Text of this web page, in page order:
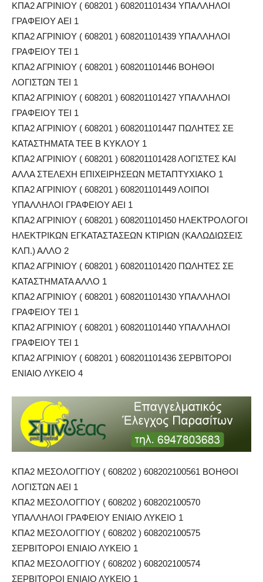
ΚΠΑ2 ΑΓΡΙΝΙΟΥ ( 608201 ) 608201101434 ΥΠΑΛΛΗΛΟΙ
ΓΡΑΦΕΙΟΥ ΑΕΙ 1
ΚΠΑ2 ΑΓΡΙΝΙΟΥ ( 608201 ) 608201101439 ΥΠΑΛΛΗΛΟΙ
ΓΡΑΦΕΙΟΥ ΤΕΙ 1
ΚΠΑ2 ΑΓΡΙΝΙΟΥ ( 608201 ) 608201101446 ΒΟΗΘΟΙ
ΛΟΓΙΣΤΩΝ ΤΕΙ 1
ΚΠΑ2 ΑΓΡΙΝΙΟΥ ( 608201 ) 608201101427 ΥΠΑΛΛΗΛΟΙ
ΓΡΑΦΕΙΟΥ ΤΕΙ 1
ΚΠΑ2 ΑΓΡΙΝΙΟΥ ( 608201 ) 608201101447 ΠΩΛΗΤΕΣ ΣΕ
ΚΑΤΑΣΤΗΜΑΤΑ ΤΕΕ Β ΚΥΚΛΟΥ 1
ΚΠΑ2 ΑΓΡΙΝΙΟΥ ( 608201 ) 608201101428 ΛΟΓΙΣΤΕΣ ΚΑΙ
ΑΛΛΑ ΣΤΕΛΕΧΗ ΕΠΙΧΕΙΡΗΣΕΩΝ ΜΕΤΑΠΤΥΧΙΑΚΟ 1
ΚΠΑ2 ΑΓΡΙΝΙΟΥ ( 608201 ) 608201101449 ΛΟΙΠΟΙ
ΥΠΑΛΛΗΛΟΙ ΓΡΑΦΕΙΟΥ ΑΕΙ 1
ΚΠΑ2 ΑΓΡΙΝΙΟΥ ( 608201 ) 608201101450 ΗΛΕΚΤΡΟΛΟΓΟΙ
ΗΛΕΚΤΡΙΚΩΝ ΕΓΚΑΤΑΣΤΑΣΕΩΝ ΚΤΙΡΙΩΝ (ΚΑΛΩΔΙΩΣΕΙΣ
ΚΛΠ.) ΑΛΛΟ 2
ΚΠΑ2 ΑΓΡΙΝΙΟΥ ( 608201 ) 608201101420 ΠΩΛΗΤΕΣ ΣΕ
ΚΑΤΑΣΤΗΜΑΤΑ ΑΛΛΟ 1
ΚΠΑ2 ΑΓΡΙΝΙΟΥ ( 608201 ) 608201101430 ΥΠΑΛΛΗΛΟΙ
ΓΡΑΦΕΙΟΥ ΤΕΙ 1
ΚΠΑ2 ΑΓΡΙΝΙΟΥ ( 608201 ) 608201101440 ΥΠΑΛΛΗΛΟΙ
ΓΡΑΦΕΙΟΥ ΤΕΙ 1
ΚΠΑ2 ΑΓΡΙΝΙΟΥ ( 608201 ) 608201101436 ΣΕΡΒΙΤΟΡΟΙ
ΕΝΙΑΙΟ ΛΥΚΕΙΟ 4
ΚΠΑ2 ΜΕΣΟΛΟΓΓΙΟΥ ( 608202 ) 608202100561 ΒΟΗΘΟΙ
ΛΟΓΙΣΤΩΝ ΑΕΙ 1
ΚΠΑ2 ΜΕΣΟΛΟΓΓΙΟΥ ( 608202 ) 608202100570
ΥΠΑΛΛΗΛΟΙ ΓΡΑΦΕΙΟΥ ΕΝΙΑΙΟ ΛΥΚΕΙΟ 1
ΚΠΑ2 ΜΕΣΟΛΟΓΓΙΟΥ ( 608202 ) 608202100575
ΣΕΡΒΙΤΟΡΟΙ ΕΝΙΑΙΟ ΛΥΚΕΙΟ 1
ΚΠΑ2 ΜΕΣΟΛΟΓΓΙΟΥ ( 608202 ) 608202100574
ΣΕΡΒΙΤΟΡΟΙ ΕΝΙΑΙΟ ΛΥΚΕΙΟ 1